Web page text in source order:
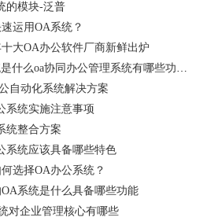
的模块-泛普
运用OA系统？
十大OA办公软件厂商新鲜出炉
什么oa协同办公管理系统有哪些功能模块
自动化系统解决方案
系统实施注意事项
统整合方案
系统应该具备哪些特色
选择OA办公系统？
系统是什么具备哪些功能
对企业管理核心有哪些